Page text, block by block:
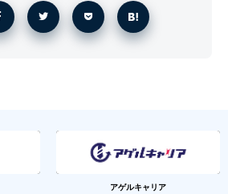
アゲルキャリア